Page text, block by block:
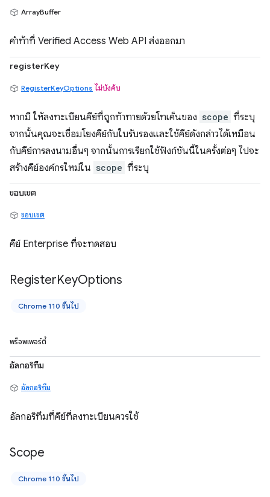
ArrayBuffer
คำท้าที่ Verified Access Web API ส่งออกมา
registerKey
RegisterKeyOptions ไม่บังคับ
หากมี ให้ลงทะเบียนคีย์ที่ถูกท้าทายด้วยโทเค็นของ scope ที่ระบุ
จากนั้นคุณจะเชื่อมโยงคีย์กับใบรับรองและใช้คีย์ดังกล่าวได้เหมือน
กับคีย์การลงนามอื่นๆ จากนั้นการเรียกใช้ฟังก์ชันนี้ในครั้งต่อๆ ไปจะ
สร้างคีย์องค์กรใหม่ใน scope ที่ระบุ
ขอบเขต
ขอบเขต
คีย์ Enterprise ที่จะทดสอบ
RegisterKeyOptions
Chrome 110 ขึ้นไป
พร็อพเพอร์ตี้
อัลกอริทึม
อัลกอริทึม
อัลกอริทึมที่คีย์ที่ลงทะเบียนควรใช้
Scope
Chrome 110 ขึ้นไป